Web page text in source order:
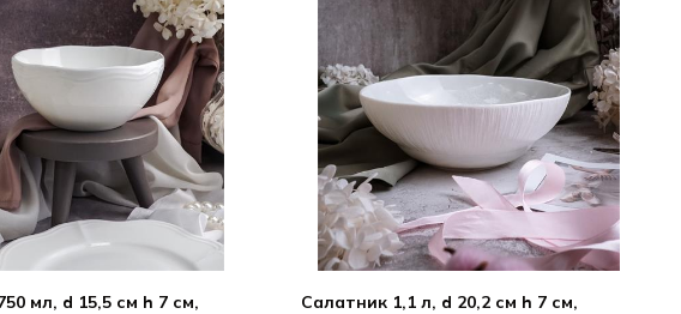
мл, d 15,5 см h 7 см,
Салатник 1,1 л, d 20,2 см h 7 см,